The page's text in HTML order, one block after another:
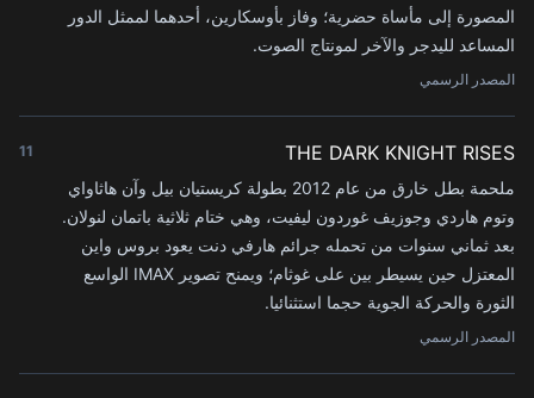
المصورة إلى مأساة حضرية؛ وفاز بأوسكارين، أحدهما لممثل الدور
المساعد لليدجر والآخر لمونتاج الصوت.
المصدر الرسمي
11 THE DARK KNIGHT RISES
ملحمة بطل خارق من عام 2012 بطولة كريستيان بيل وآن هاثاواي
وتوم هاردي وجوزيف غوردون ليفيت، وهي ختام ثلاثية باتمان لنولان.
بعد ثماني سنوات من تحمله جرائم هارفي دنت يعود بروس واين
المعتزل حين يسيطر بين على غوثام؛ ويمنح تصوير IMAX الواسع
الثورة والحركة الجوية حجما استثنائيا.
المصدر الرسمي